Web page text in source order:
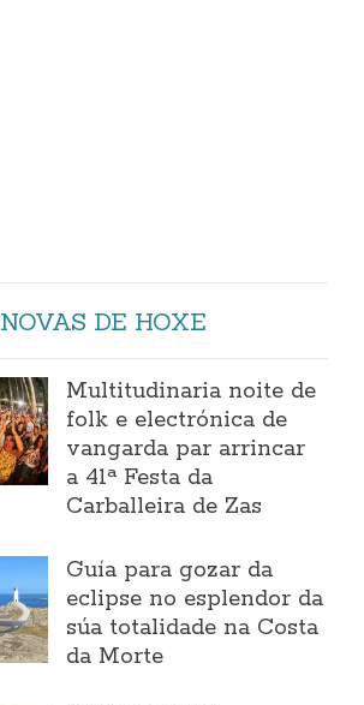
NOVAS DE HOXE
Multitudinaria noite de
folk e electrónica de
vangarda par arrincar
a 41ª Festa da
Carballeira de Zas
Guía para gozar da
eclipse no esplendor da
súa totalidade na Costa
da Morte